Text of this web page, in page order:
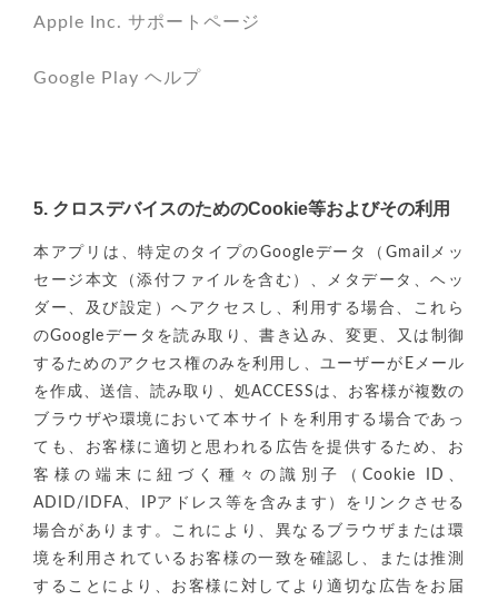
Apple Inc. サポートページ
Google Play ヘルプ
5. クロスデバイスのためのCookie等およびその利用
本アプリは、特定のタイプのGoogleデータ（Gmailメッ
セージ本文（添付ファイルを含む）、メタデータ、ヘッ
ダー、及び設定）へアクセスし、利用する場合、これら
のGoogleデータを読み取り、書き込み、変更、又は制御
するためのアクセス権のみを利用し、ユーザーがEメール
を作成、送信、読み取り、処ACCESSは、お客様が複数の
ブラウザや環境において本サイトを利用する場合であっ
ても、お客様に適切と思われる広告を提供するため、お
客様の端末に紐づく種々の識別子（Cookie ID、
ADID/IDFA、IPアドレス等を含みます）をリンクさせる
場合があります。これにより、異なるブラウザまたは環
境を利用されているお客様の一致を確認し、または推測
することにより、お客様に対してより適切な広告をお届